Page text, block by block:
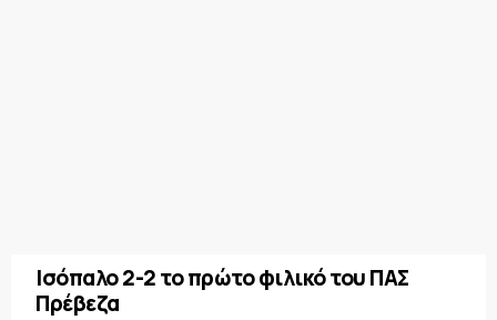
Ισόπαλο 2-2 το πρώτο φιλικό του ΠΑΣ
Πρέβεζα